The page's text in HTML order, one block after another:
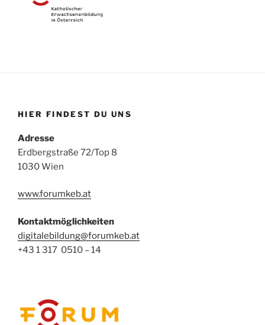
HIER FINDEST DU UNS
Adresse
Erdbergstraße 72/Top 8
1030 Wien
www.forumkeb.at
Kontaktmöglichkeiten
digitalebildung@forumkeb.at
+43 1 317 0510 – 14